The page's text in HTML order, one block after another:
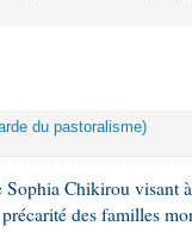
du pastoralisme)
Chikirou visant
des familles